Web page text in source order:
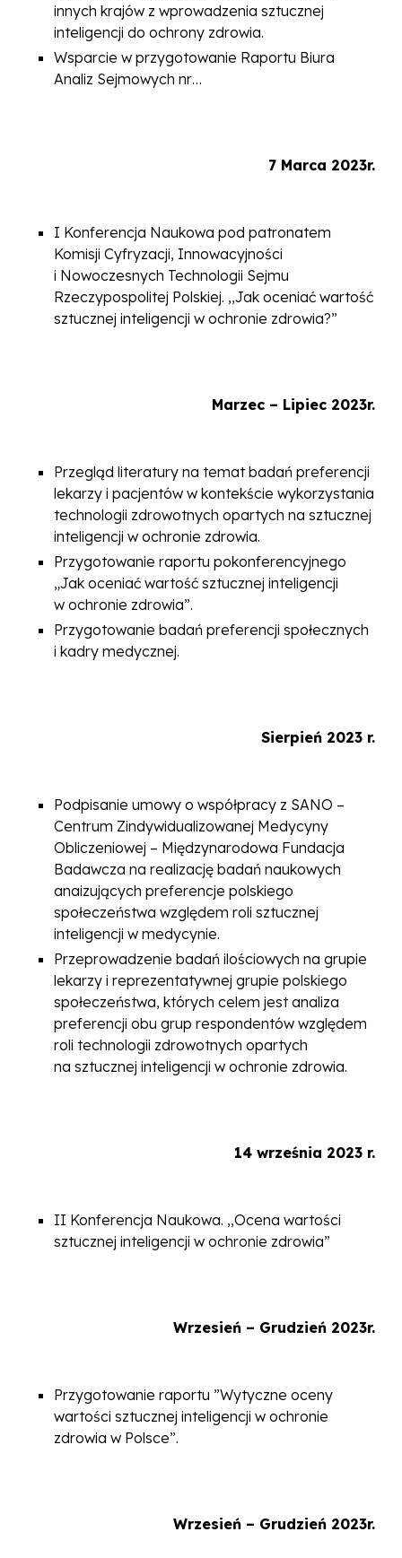
innych krajów z wprowadzenia sztucznej
inteligencji do ochrony zdrowia.
Wsparcie w przygotowanie Raportu Biura
Analiz Sejmowych nr…
7 Marca 2023r.
I Konferencja Naukowa pod patronatem
Komisji Cyfryzacji, Innowacyjności
i Nowoczesnych Technologii Sejmu
Rzeczypospolitej Polskiej. ,,Jak oceniać wartość
sztucznej inteligencji w ochronie zdrowia?”
Marzec – Lipiec 2023r.
Przegląd literatury na temat badań preferencji
lekarzy i pacjentów w kontekście wykorzystania
technologii zdrowotnych opartych na sztucznej
inteligencji w ochronie zdrowia.
Przygotowanie raportu pokonferencyjnego
„Jak oceniać wartość sztucznej inteligencji
w ochronie zdrowia”.
Przygotowanie badań preferencji społecznych
i kadry medycznej.
Sierpień 2023 r.
Podpisanie umowy o współpracy z SANO –
Centrum Zindywidualizowanej Medycyny
Obliczeniowej – Międzynarodowa Fundacja
Badawcza na realizację badań naukowych
anaizujących preferencje polskiego
społeczeństwa względem roli sztucznej
inteligencji w medycynie.
Przeprowadzenie badań ilościowych na grupie
lekarzy i reprezentatywnej grupie polskiego
społeczeństwa, których celem jest analiza
preferencji obu grup respondentów względem
roli technologii zdrowotnych opartych
na sztucznej inteligencji w ochronie zdrowia.
14 września 2023 r.
II Konferencja Naukowa. ,,Ocena wartości
sztucznej inteligencji w ochronie zdrowia”
Wrzesień – Grudzień 2023r.
Przygotowanie raportu ”Wytyczne oceny
wartości sztucznej inteligencji w ochronie
zdrowia w Polsce”.
Wrzesień – Grudzień 2023r.